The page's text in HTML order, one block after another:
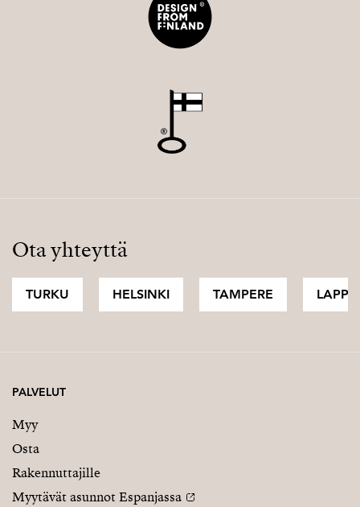
Ota yhteyttä
TURKU HELSINKI TAMPERE LAPPI
PALVELUT
Myy
Osta
Rakennuttajille
Myytävät asunnot Espanjassa